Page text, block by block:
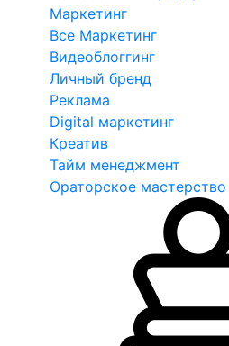
Маркетинг
Все Маркетинг
Видеоблоггинг
Личный бренд
Реклама
Digital маркетинг
Креатив
Тайм менеджмент
Ораторское мастерство